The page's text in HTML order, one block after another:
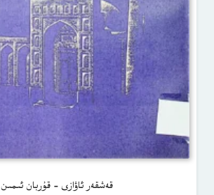
قەشقەر ئاۋازى – قۇربان ئىمىن